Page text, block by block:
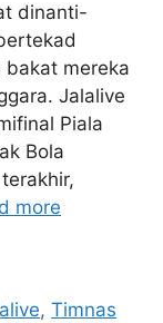
dinanti-
bakat mereka
Jalalive
Piala
Bola
more
,Timnas